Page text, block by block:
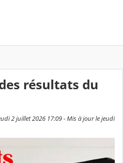
résultats du
2 juillet 2026 17:09 - Mis à jour le jeudi